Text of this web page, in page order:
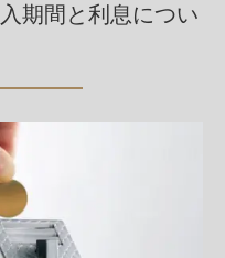
期間と利息につい